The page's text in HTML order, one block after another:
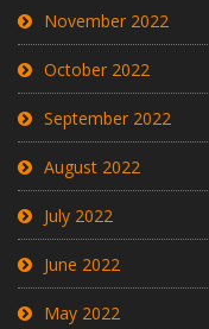
November 2022
October 2022
September 2022
August 2022
July 2022
June 2022
May 2022